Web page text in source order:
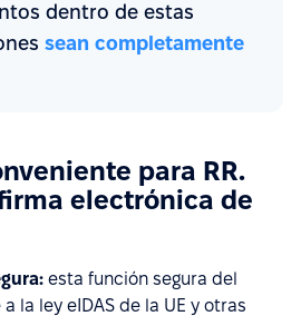
dentro de estas
sean completamente
para RR.
electrónica de
esta función segura del
la ley eIDAS de la UE y otras